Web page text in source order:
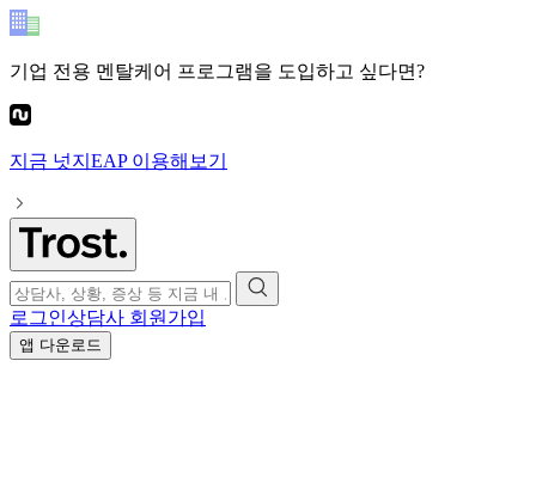
기업 전용 멘탈케어 프로그램을 도입하고 싶다면?
지금 넛지EAP이용해보기
로그인상담사 회원가입
앱 다운로드